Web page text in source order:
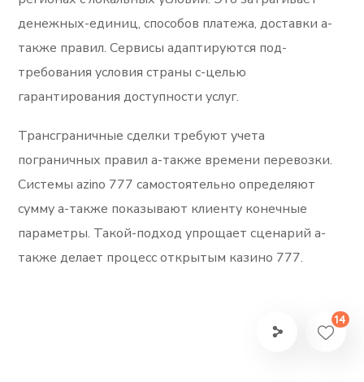
денежных-единиц, способов платежа, доставки а-
также правил. Сервисы адаптируются под-
требования условия страны с-целью
гарантирования доступности услуг.
Трансграничные сделки требуют учета
пограничных правил а-также времени перевозки.
Системы azino 777 самостоятельно определяют
сумму а-также показывают клиенту конечные
параметры. Такой-подход упрощает сценарий а-
также делает процесс открытым казино 777.
14